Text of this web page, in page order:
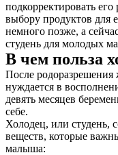
подкорректировать
выбору продуктов для
немного позже, а
студень для молодых
В чем польза
После
нуждается в
девять месяцев
себе.
Холодец, или студень,
веществ, которые
малыша: